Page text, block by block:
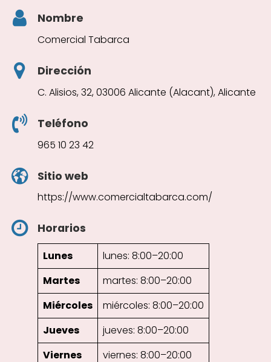
Nombre
Comercial Tabarca
Dirección
C. Alisios, 32, 03006 Alicante (Alacant), Alicante
Teléfono
965 10 23 42
Sitio web
https://www.comercialtabarca.com/
Horarios
Lunes
lunes: 8:00–20:00
Martes
martes: 8:00–20:00
Miércoles
miércoles: 8:00–20:00
Jueves
jueves: 8:00–20:00
Viernes
viernes: 8:00–20:00